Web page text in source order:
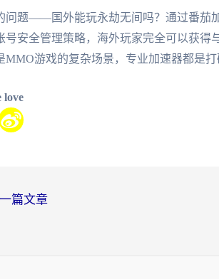
问题——国外能玩永劫无间吗？通过番茄
号安全管理策略，海外玩家完全可以获
MMO游戏的复杂场景，专业加速器都是打
love
篇文章